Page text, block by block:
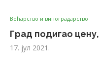
Воћарство и виноградарство
Град подигао
17. јул 2021.